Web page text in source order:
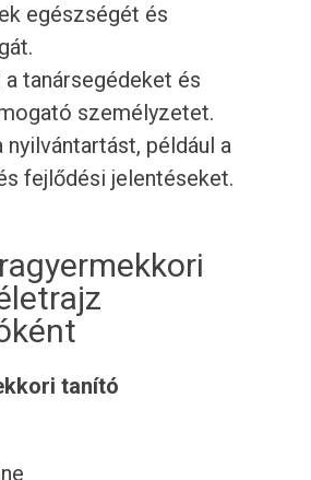
egészségét és
a tanársegédeket és
személyzetet.
nyilvántartást, például a
fejlődési jelentéseket.
tanító